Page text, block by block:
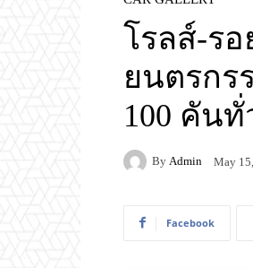
โรลส์-รอ
ยนตรกร
100 คันทั่
By Admin May
Facebook